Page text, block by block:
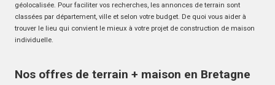
géolocalisée. Pour faciliter vos recherches, les annonces de terrain sont
classées par département, ville et selon votre budget. De quoi vous aider à
trouver le lieu qui convient le mieux à votre projet de construction de maison
individuelle.
Nos offres de terrain + maison en Bretagne